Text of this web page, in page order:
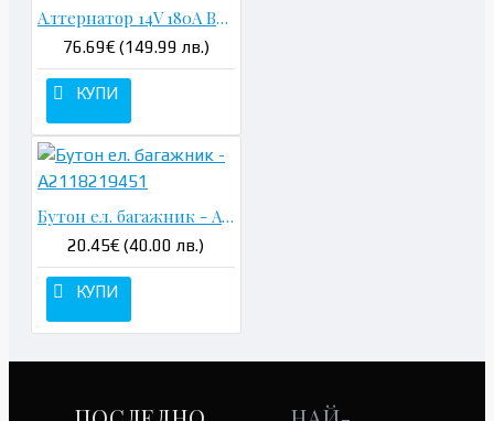
Алтернатор 14V 180A Bosch - A0131545602
76.69€ (149.99 лв.)
КУПИ
Бутон ел. багажник - A2118219451
20.45€ (40.00 лв.)
КУПИ